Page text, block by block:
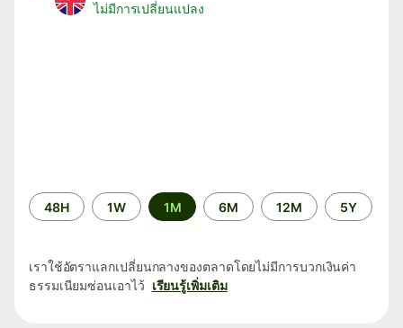
ไม่มีการเปลี่ยนแปลง
ระยะ
เวลา
48H 1W 1M 6M 12M 5Y
เราใช้อัตราแลกเปลี่ยนกลางของตลาดโดยไม่มีการบวกเงินค่า
ธรรมเนียมซ่อนเอาไว้ เรียนรู้เพิ่มเติม